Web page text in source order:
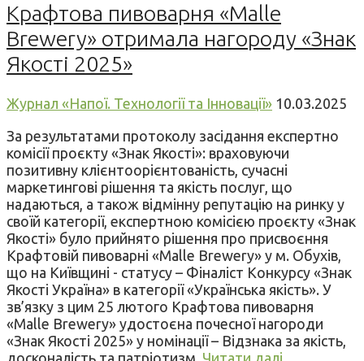
Крафтова пивоварня «Malle
Brewery» отримала нагороду «Знак
Якості 2025»
Журнал «Напої. Технології та Інновації» 10.03.2025
За результатами протоколу засідання експертно
комісії проєкту «Знак Якості»: враховуючи
позитивну клієнтоорієнтованість, сучасні
маркетингові рішення та якість послуг, що
надаються, а також відмінну репутацію на ринку у
своїй категорії, експертною комісією проєкту «Знак
Якості» було прийнято рішення про присвоєння
Крафтовій пивоварні «Malle Brewery» у м. Обухів,
що на Київщині - статусу – Фіналіст Конкурсу «Знак
Якості Україна» в категорії «Українська якість». У
зв’язку з цим 25 лютого Крафтова пивоварня
«Malle Brewery» удостоєна почесної нагороди
«Знак Якості 2025» у номінації – Відзнака за якість,
досконалість та патріотизм. Читати далі